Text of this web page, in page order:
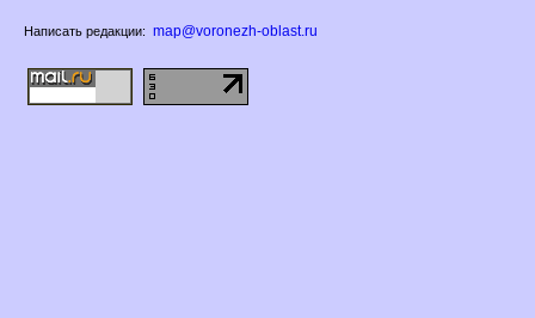
Написать редакции: map@voronezh-oblast.ru